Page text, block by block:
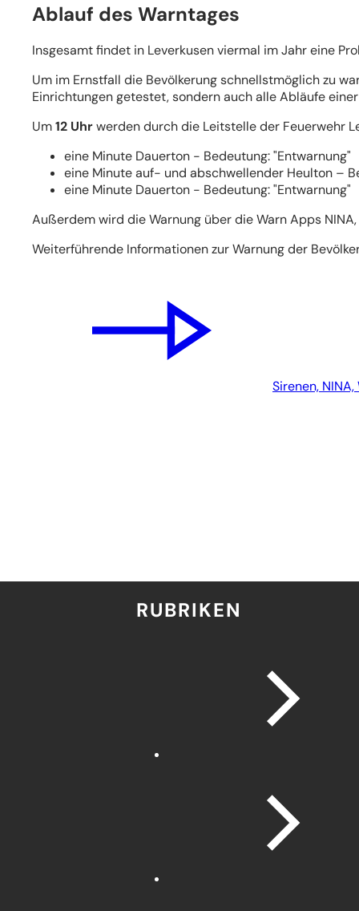
Ablauf des Warntages
Insgesamt findet in Leverkusen viermal im Jahr eine
Um im Ernstfall die Bevölkerung schnellstmöglich zu
Einrichtungen getestet, sondern auch alle Abläufe
Um12 Uhrwerden durch die Leitstelle der Feuerwehr
eine Minute Dauerton - Bedeutung: "Entwarnung"
eine Minute auf- und abschwellender Heulton –
eine Minute Dauerton - Bedeutung: "Entwarnung"
Außerdem wird die Warnung über die Warn Apps
Weiterführende Informationen zur Warnung der
Sirenen,
RUBRIKEN